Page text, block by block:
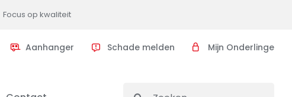
Focus op kwaliteit
Aanhanger Schade melden Mijn Onderlinge
Search